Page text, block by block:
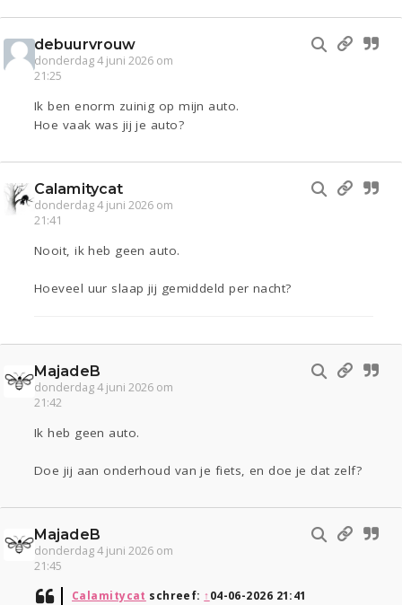
debuurvrouw
donderdag 4 juni 2026 om
21:25
Ik ben enorm zuinig op mijn auto.
Hoe vaak was jij je auto?
Calamitycat
donderdag 4 juni 2026 om
21:41
Nooit, ik heb geen auto.
Hoeveel uur slaap jij gemiddeld per nacht?
MajadeB
donderdag 4 juni 2026 om
21:42
Ik heb geen auto.
Doe jij aan onderhoud van je fiets, en doe je dat zelf?
MajadeB
donderdag 4 juni 2026 om
21:45
Calamitycat schreef: ↑04-06-2026 21:41